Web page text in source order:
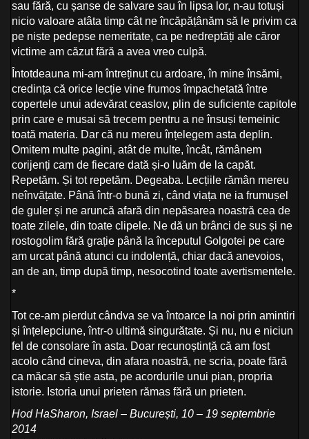
sau fără, cu șanse de salvare sau în lipsa lor, n-au totuși
nicio valoare atâta timp cât ne încăpățânăm să le privim ca
pe niște pedepse nemeritate, ca pe nedreptăți ale căror
victime am căzut fără a avea vreo culpă.
Întotdeauna mi-am întreținut cu ardoare, în mine însămi,
credința că orice lecție vine frumos împachetată între
copertele unui adevărat ceaslov, plin de suficiente capitole
prin care e musai să trecem pentru a ne însuși temeinic
toată materia. Dar că nu mereu înțelegem asta deplin.
Omitem multe pagini, atât de multe, încât, rămânem
corijenți cam de fiecare dată și-o luăm de la capăt.
Repetăm. Și tot repetăm. Degeaba. Lecțiile rămân mereu
neînvățate. Până într-o bună zi, când viața ne ia frumușel
de guler și ne aruncă afară din nepăsarea noastră cea de
toate zilele, din toate clipele. Ne dă un brânci de sus și ne
rostogolim fără grație până la începutul Golgotei pe care
am urcat până atunci cu indolență, chiar dacă anevoios,
an de an, timp după timp, nesocotind toate avertismentele.
*
Tot ce-am pierdut cândva se va întoarce la noi prin amintiri
și înțelepciune, într-o ultimă singurătate. Și nu, nu e niciun
fel de consolare în asta. Doar recunoștință că am fost
acolo când cineva, din afara noastră, ne scria, poate fără
ca măcar să știe asta, pe acordurile unui pian, propria
istorie. Istoria unui prieten rămas fără un prieten.
Hod HaSharon, Israel – București, 10 – 19 septembrie
2014